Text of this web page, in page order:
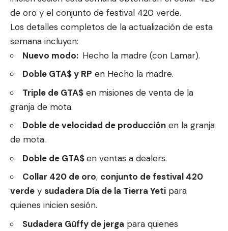
de oro y el conjunto de festival 420 verde.
Los detalles completos de la actualización de esta
semana incluyen:
Nuevo modo: Hecho la madre (con Lamar).
Doble GTA$ y RP en Hecho la madre.
Triple de GTA$ en misiones de venta de la
granja de mota.
Doble de velocidad de producción en la granja
de mota.
Doble de GTA$en ventas a dealers.
Collar 420 de oro, conjunto de festival 420
verde y sudadera Día de la Tierra Yeti para
quienes inicien sesión.
Sudadera Güffy de jerga para quienes